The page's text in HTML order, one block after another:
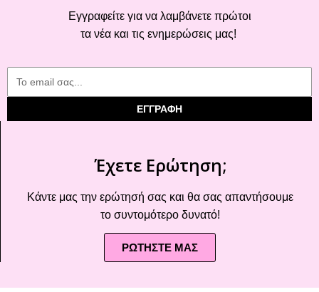
Εγγραφείτε για να λαμβάνετε πρώτοι
τα νέα και τις ενημερώσεις μας!
ΕΓΓΡΑΦΗ
Έχετε Ερώτηση;
Κάντε μας την ερώτησή σας και θα σας απαντήσουμε
το συντομότερο δυνατό!
ΡΩΤΗΣΤΕ ΜΑΣ